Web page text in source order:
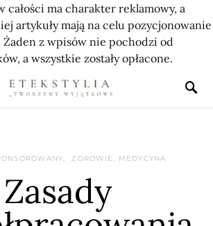
całości ma charakter reklamowy, a
artykuły mają na celu pozycjonowanie
z wpisów nie pochodzi od
a wszystkie zostały opłacone.
ZDROWIE, MEDYCYNA
Zasady